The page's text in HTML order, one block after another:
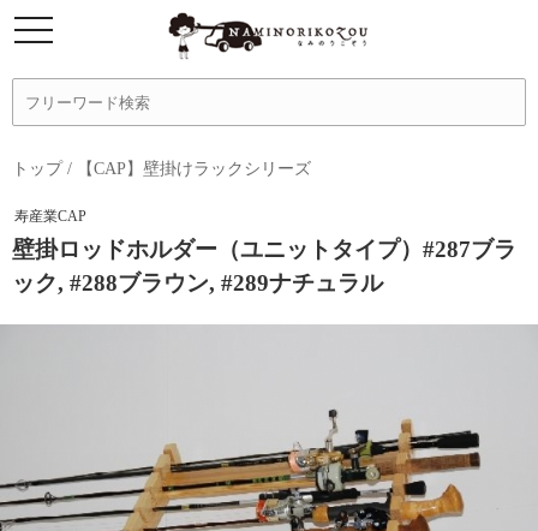
トップ/ 【CAP】壁掛けラックシリーズ
寿産業CAP
壁掛ロッドホルダー（ユニットタイプ）#287ブラ
ック, #288ブラウン, #289ナチュラル